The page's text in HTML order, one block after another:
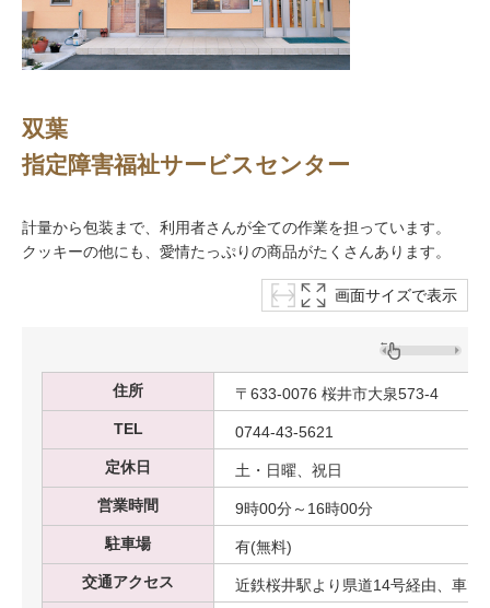
双葉
指定障害福祉サービスセンター
計量から包装まで、利用者さんが全ての作業を担っています。
クッキーの他にも、愛情たっぷりの商品がたくさんあります。
画面サイズで表示
住所
〒633-0076 桜井市大泉573-4
TEL
0744-43-5621
定休日
土・日曜、祝日
営業時間
9時00分～16時00分
駐車場
有(無料)
交通アクセス
近鉄桜井駅より県道14号経由、車で